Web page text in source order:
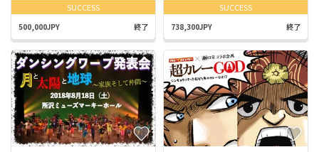
SUCCESS
500,000JPY 終了
SUCCESS
738,300JPY 終了